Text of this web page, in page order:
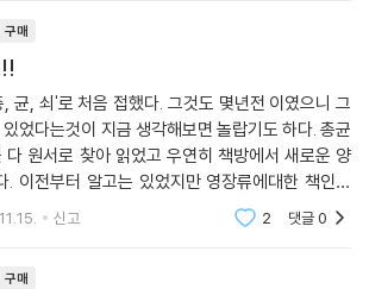
인간이 과거의 잘못을 되풀이하는 것을 막고 더
다고 역설한다.
자 중 98% 이상이 침팬지와 동일한 영장류의 또
흥미롭고 설득력 있는 책에서 재레드 다이아몬드
유전자가 어떻게 인간을 다르게 만들었느냐는 질
으로 독자에게 인류의 과거를 돌아보고 미래를
구매
균, 쇠'로 처음 접했다. 그것도 몇년전 이였으니 그
었다는것이 지금 생각해보면 놀랍기도 하다. 총균
다 원서로 찾아 읽었고 우연히 책방에서 새로운 양
. 이전부터 알고는 있었지만 영장류에대한 책인줄
장류관련 다른 책을 읽었던지라 다시한번 훑어본
신고 2 댓글0
구매